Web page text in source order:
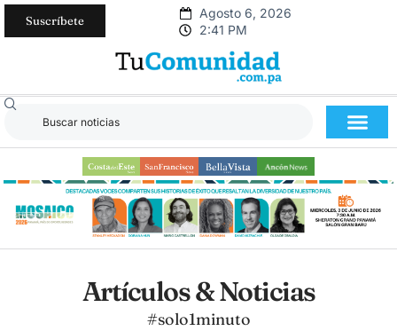
Suscríbete
Agosto 6, 2026
2:41 PM
Artículos & Noticias
#solo1minuto